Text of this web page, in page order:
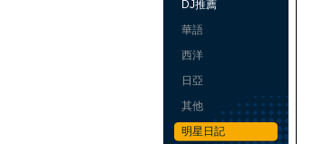
DJ推薦
華語
西洋
日亞
其他
明星日記